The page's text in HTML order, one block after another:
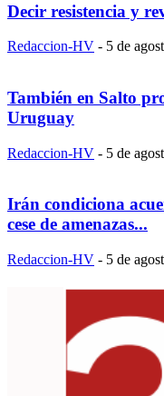
Decir resistencia y
Redaccion-HV - 5 de
También en Salto
Uruguay
Redaccion-HV - 5 de
Irán condiciona
cese de amenazas...
Redaccion-HV - 5 de